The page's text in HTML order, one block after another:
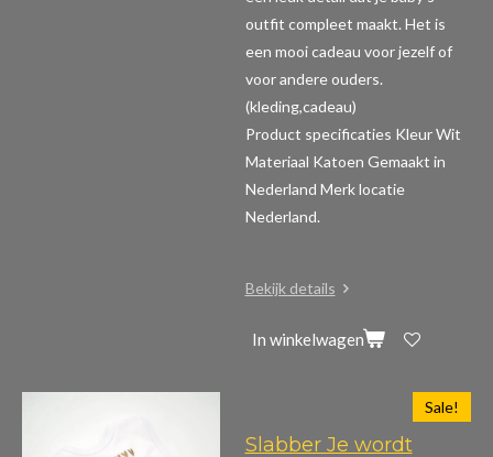
outfit compleet maakt. Het is
een mooi cadeau voor jezelf of
voor andere ouders.
(kleding,cadeau)
Product specificaties Kleur Wit
Materiaal Katoen Gemaakt in
Nederland Merk locatie
Nederland.
Bekijk details
In winkelwagen
Sale!
Slabber Je wordt